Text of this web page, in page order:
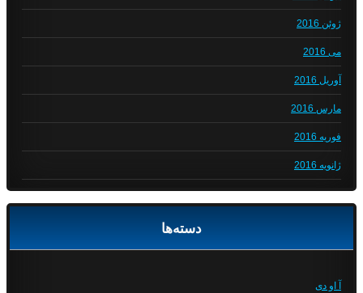
ژوئن 2016
می 2016
آوریل 2016
مارس 2016
فوریه 2016
ژانویه 2016
دسته‌ها
آ او دی